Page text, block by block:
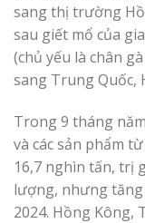
sang thị trường
sau giết mổ của
(chủ yếu là chân
sang Trung Quốc,
Trong 9 tháng
và các sản phẩm
16,7 nghìn tấn, trị
lượng, nhưng tăng
2024. Hồng Kông,